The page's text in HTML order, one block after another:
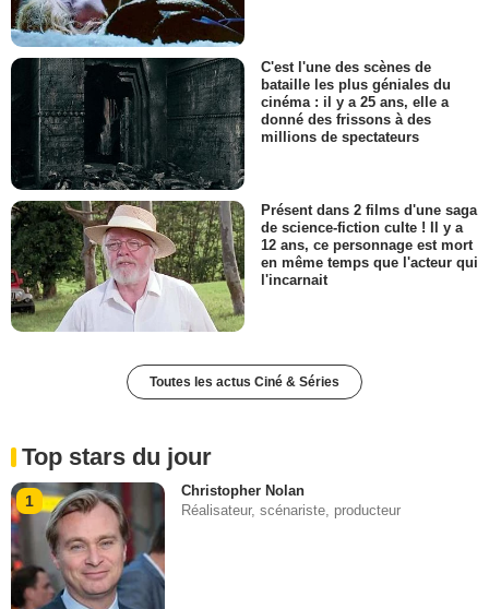
C'est l'une des scènes de
bataille les plus géniales du
cinéma : il y a 25 ans, elle a
donné des frissons à des
millions de spectateurs
Présent dans 2 films d'une saga
de science-fiction culte ! Il y a
12 ans, ce personnage est mort
en même temps que l'acteur qui
l'incarnait
Toutes les actus Ciné & Séries
Top stars du jour
1
Christopher Nolan
Réalisateur, scénariste, producteur